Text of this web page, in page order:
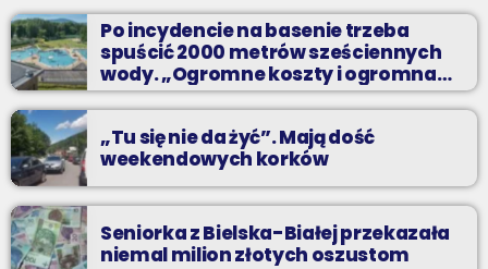
Planujesz domową prywatkę? Chcesz rozgrzać się przed
sobotnią imprezą? Masz ochotę pobawić się ze znajomymi przy
najlepszych dyskotekowych przebojach?
Po incydencie na basenie trzeba
spuścić 2000 metrów sześciennych
wody. „Ogromne koszty i ogromna
praca”
„Tu się nie da żyć”. Mają dość
weekendowych korków
Seniorka z Bielska-Białej przekazała
niemal milion złotych oszustom